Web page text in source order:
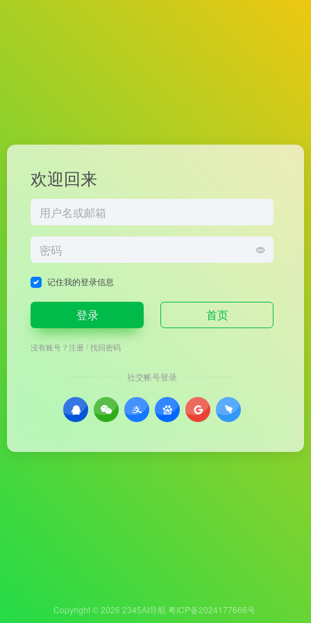
欢迎回来
记住我的登录信息
登录 首页
没有账号？注册/找回密码
社交帐号登录
Copyright © 2026 2345AI导航 粤ICP备2024177666号